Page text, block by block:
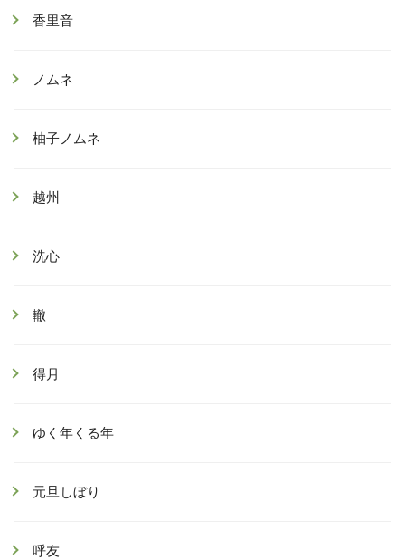
香里音
ノムネ
柚子ノムネ
越州
洗心
轍
得月
ゆく年くる年
元旦しぼり
呼友